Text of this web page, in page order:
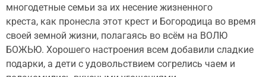
многодетные семьи за их несение жизненного
креста, как пронесла этот крест и Богородица во время
своей земной жизни, полагаясь во всём на ВОЛЮ
БОЖЬЮ. Хорошего настроения всем добавили сладкие
подарки, а дети с удовольствием согрелись чаем и